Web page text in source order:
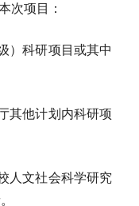
次项目：
）科研项目或其中
其他计划内科研项
人文社会科学研究